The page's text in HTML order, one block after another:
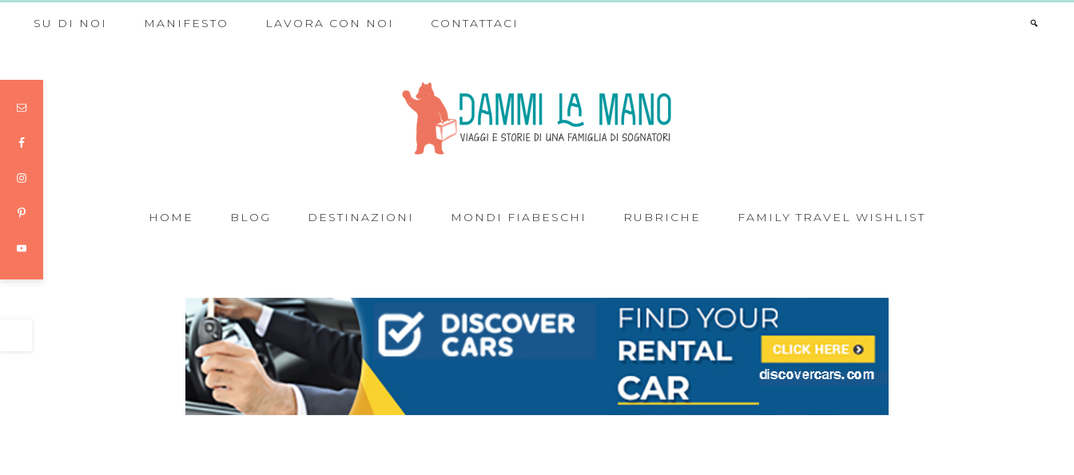
SU DI NOI MANIFESTO LAVORA CON NOI CONTATTACI
HOME BLOG DESTINAZIONI MONDI FIABESCHI RUBRICHE FAMILY TRAVEL WISHLIST